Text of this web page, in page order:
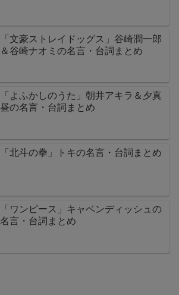
「文豪ストレイドッグス」谷崎潤一郎
＆谷崎ナオミの名言・台詞まとめ
「よふかしのうた」朝井アキラ＆夕真
昼の名言・台詞まとめ
「北斗の拳」トキの名言・台詞まとめ
「ワンピース」キャベンディッシュの
名言・台詞まとめ